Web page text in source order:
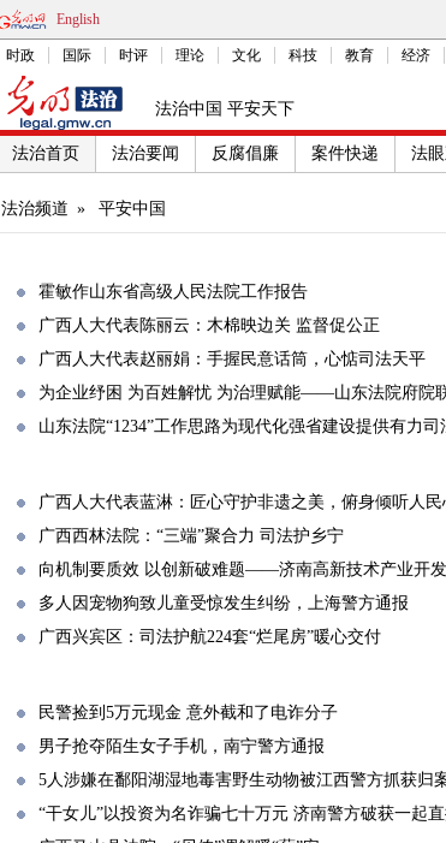
English
时政 国际 时评 理论 文化 科技 教育 经济
法治中国 平安天下
法治首页 法治要闻 反腐倡廉 案件快递 法
法治频道 » 平安中国
霍敏作山东省高级人民法院工作报告
广西人大代表陈丽云：木棉映边关 监督促公正
广西人大代表赵丽娟：手握民意话筒，心惦司法天平
为企业纾困 为百姓解忧 为治理赋能——山东法院府院
山东法院“1234”工作思路为现代化强省建设提供有力司
广西人大代表蓝淋：匠心守护非遗之美，俯身倾听人民
广西西林法院：“三端”聚合力 司法护乡宁
向机制要质效 以创新破难题——济南高新技术产业开
多人因宠物狗致儿童受惊发生纠纷，上海警方通报
广西兴宾区：司法护航224套“烂尾房”暖心交付
民警捡到5万元现金 意外截和了电诈分子
男子抢夺陌生女子手机，南宁警方通报
5人涉嫌在鄱阳湖湿地毒害野生动物被江西警方抓获归
“干女儿”以投资为名诈骗七十万元 济南警方破获一起